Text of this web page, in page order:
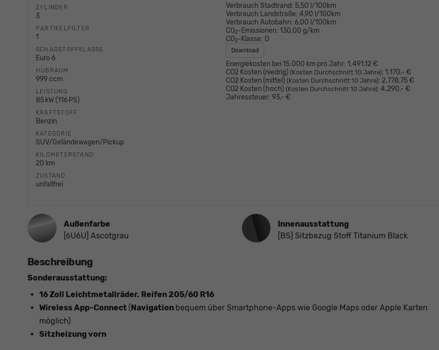
ZYLINDER
3
PARTIKELFILTER
1
SCHADSTOFFKLASSE
Euro 6
HUBRAUM
999 ccm
LEISTUNG
85 kW (116 PS)
KRAFTSTOFF
Benzin
KATEGORIE
SUV/Geländewagen/Pickup
KILOMETERSTAND
20 km
ZUSTAND
unfallfrei
Verbrauch Stadtrand: 5,50 l/100km
Verbrauch Landstraße: 4,90 l/100km
Verbrauch Autobahn: 6,00 l/100km
CO2-Emissionen: 130,00 g/km
CO2-Klasse: D
Download
Energiekosten bei 15.000 km pro Jahr: 1.491,12 €
CO2 Kosten (niedrig) (Kosten Durchschnitt 10 Jahre): 1.170,- €
CO2 Kosten (mittel) (Kosten Durchschnitt 10 Jahre): 2.778,75 €
CO2 Kosten (hoch) (Kosten Durchschnitt 10 Jahre): 4.290,- €
Jahressteuer: 93,- €
Außenfarbe
[6U6U] Ascotgrau
Innenausstattung
Innenausstattung
[BS] Sitzbezug Stoff Titanium Black
Beschreibung
Sonderausstattung:
16 Zoll Leichtmetallräder, Reifen 205/60 R16
Wireless App-Connect (Navigation bequem über Smartphone-Apps wie Google Maps oder Apple Karten
möglich)
Sitzheizung vorn